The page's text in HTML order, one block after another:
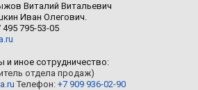
Виталий Витальевич
Иван Олегович.
795-53-05
и иное сотрудничество:
отдела продаж)
Телефон: +7 909 936-02-90